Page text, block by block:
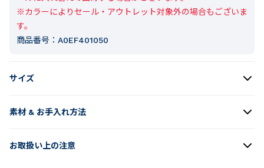
※カラーによりセール・アウトレット対象外の場合もございま
す。
商品番号： A0EF401050
サイズ
素材 & お手入れ方法
お取扱い上の注意